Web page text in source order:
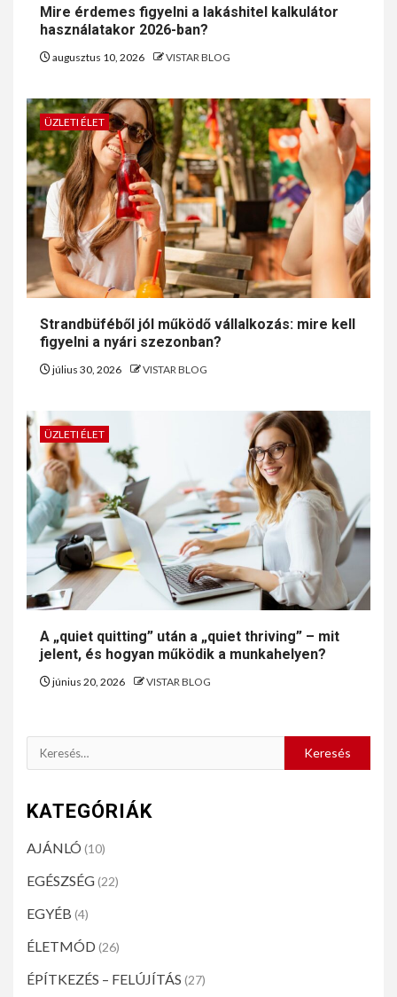
Mire érdemes figyelni a lakáshitel kalkulátor
használatakor 2026-ban?
augusztus 10, 2026 VISTAR BLOG
ÜZLETI ÉLET
Strandbüféből jól működő vállalkozás: mire kell
figyelni a nyári szezonban?
július 30, 2026 VISTAR BLOG
ÜZLETI ÉLET
A „quiet quitting” után a „quiet thriving” – mit
jelent, és hogyan működik a munkahelyen?
június 20, 2026 VISTAR BLOG
KATEGÓRIÁK
AJÁNLÓ (10)
EGÉSZSÉG(22)
EGYÉB (4)
ÉLETMÓD (26)
ÉPÍTKEZÉS – FELÚJÍTÁS (27)